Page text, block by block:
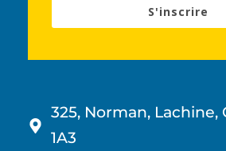
S'inscrire
325, Norman, Lachine,
1A3